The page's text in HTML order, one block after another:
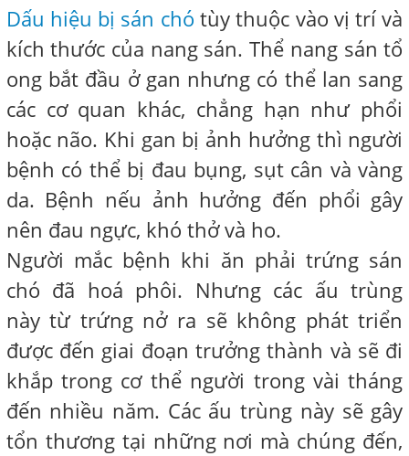
Dấu hiệu bị sán chó tùy thuộc vào vị trí và
kích thước của nang sán. Thể nang sán tổ
ong bắt đầu ở gan nhưng có thể lan sang
các cơ quan khác, chẳng hạn như phổi
hoặc não. Khi gan bị ảnh hưởng thì người
bệnh có thể bị đau bụng, sụt cân và vàng
da. Bệnh nếu ảnh hưởng đến phổi gây
nên đau ngực, khó thở và ho.
Người mắc bệnh khi ăn phải trứng sán
chó đã hoá phôi. Nhưng các ấu trùng
này từ trứng nở ra sẽ không phát triển
được đến giai đoạn trưởng thành và sẽ đi
khắp trong cơ thể người trong vài tháng
đến nhiều năm. Các ấu trùng này sẽ gây
tổn thương tại những nơi mà chúng đến,